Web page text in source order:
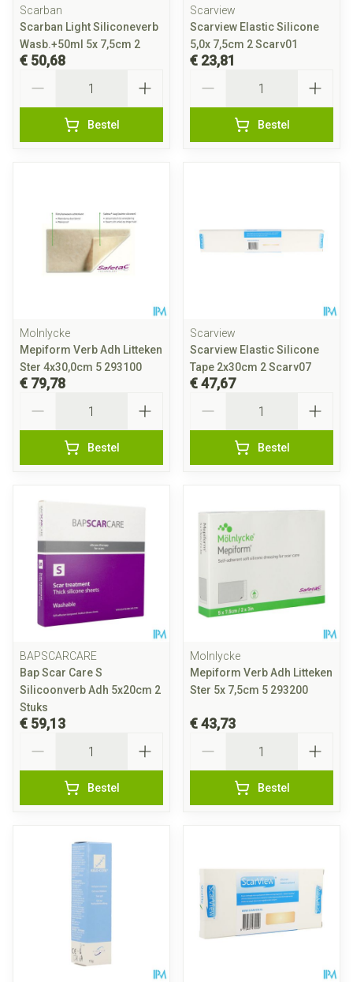
Scarban
Scarban Light Siliconeverb
Wasb.+50ml 5x 7,5cm 2
€ 50,68
Bestel
Scarview
Scarview Elastic Silicone
5,0x 7,5cm 2 Scarv01
€ 23,81
Bestel
Molnlycke
Mepiform Verb Adh Litteken
Ster 4x30,0cm 5 293100
€ 79,78
Bestel
Scarview
Scarview Elastic Silicone
Tape 2x30cm 2 Scarv07
€ 47,67
Bestel
BAPSCARCARE
Bap Scar Care S
Silicoonverb Adh 5x20cm 2
Stuks
€ 59,13
Bestel
Molnlycke
Mepiform Verb Adh Litteken
Ster 5x 7,5cm 5 293200
€ 43,73
Bestel